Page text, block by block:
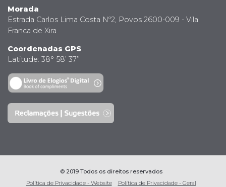
Morada
Estrada Carlos Lima Costa Nº2, Povos 2600-009 - Vila
Franca de Xira
Coordenadas GPS
Latitude: 38° 58’ 37’’
© 2019 Todos os direitos reservados
Política de Privacidade - Website
Política de Privacidade - Geral